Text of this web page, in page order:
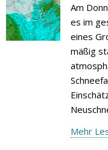
Am
es im
eines
mäßig
Mehr